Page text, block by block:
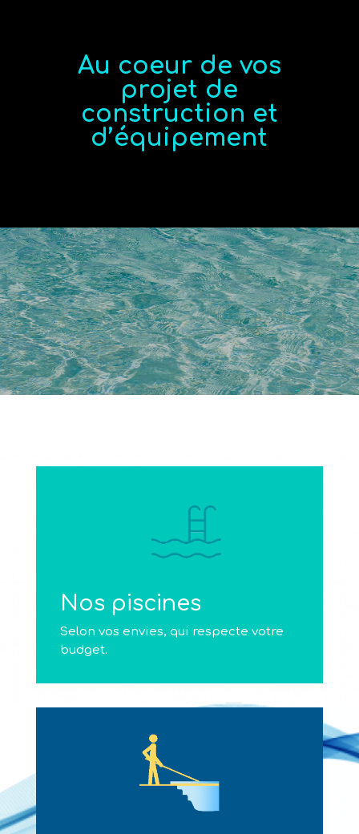
Au coeur de vos
projet de
construction et
d’équipement
Nos piscines
Selon vos envies, qui respecte votre
budget.